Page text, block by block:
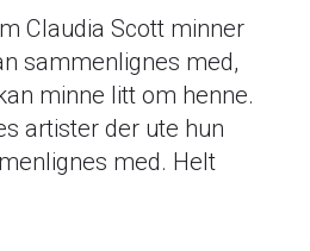
Claudia Scott minner
sammenlignes med,
minne litt om henne.
artister der ute hun
med. Helt